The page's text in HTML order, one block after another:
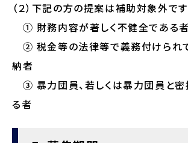
（２）下記の方の提案は補助対象外です
① 財務内容が著しく不健全である
② 税金等の法律等で義務付けられ
納者
③ 暴力団員、若しくは暴力団員と
る者